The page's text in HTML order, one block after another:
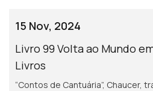
15 Nov, 2024
Livro 99 Volta ao Mundo
Livros
“Contos de Cantuária”, Chaucer,